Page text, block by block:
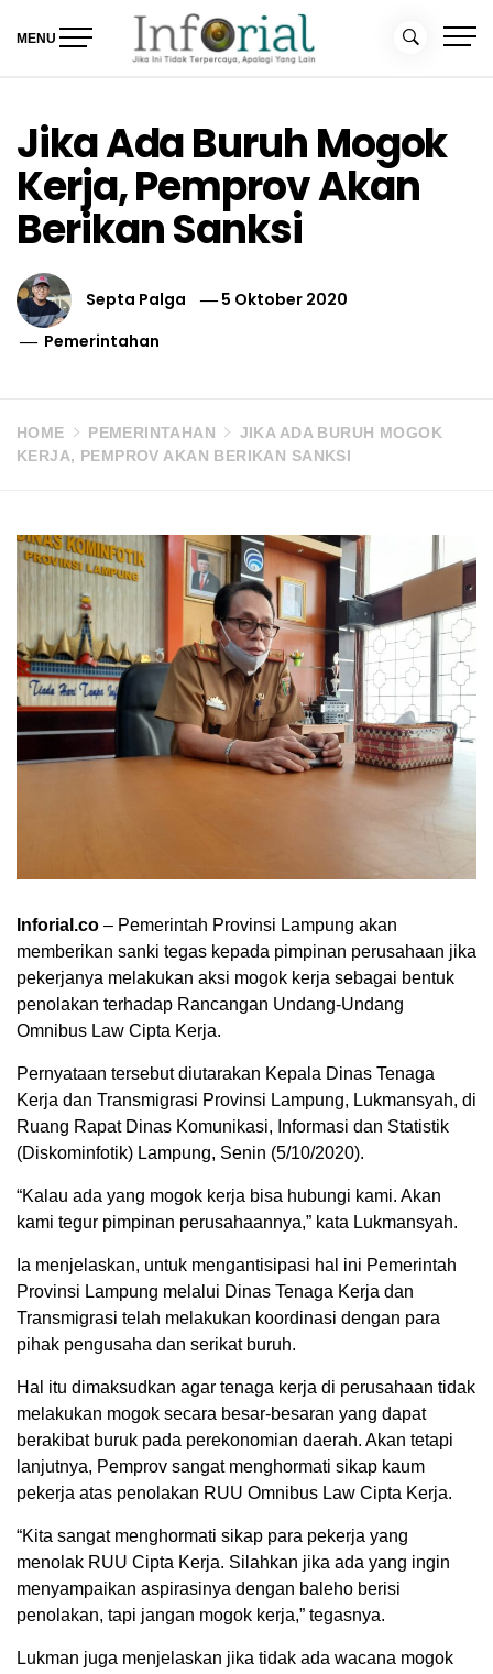
MENU
Jika Ada Buruh Mogok
Kerja, Pemprov Akan
Berikan Sanksi
Septa Palga
5 Oktober 2020
Pemerintahan
HOME PEMERINTAHAN
JIKA ADA BURUH MOGOK
KERJA, PEMPROV AKAN BERIKAN SANKSI
Inforial.co – Pemerintah Provinsi Lampung akan
memberikan sanki tegas kepada pimpinan perusahaan jika
pekerjanya melakukan aksi mogok kerja sebagai bentuk
penolakan terhadap Rancangan Undang-Undang
Omnibus Law Cipta Kerja.
Pernyataan tersebut diutarakan Kepala Dinas Tenaga
Kerja dan Transmigrasi Provinsi Lampung, Lukmansyah, di
Ruang Rapat Dinas Komunikasi, Informasi dan Statistik
(Diskominfotik) Lampung, Senin (5/10/2020).
“Kalau ada yang mogok kerja bisa hubungi kami. Akan
kami tegur pimpinan perusahaannya,” kata Lukmansyah.
Ia menjelaskan, untuk mengantisipasi hal ini Pemerintah
Provinsi Lampung melalui Dinas Tenaga Kerja dan
Transmigrasi telah melakukan koordinasi dengan para
pihak pengusaha dan serikat buruh.
Hal itu dimaksudkan agar tenaga kerja di perusahaan tidak
melakukan mogok secara besar-besaran yang dapat
berakibat buruk pada perekonomian daerah. Akan tetapi
lanjutnya, Pemprov sangat menghormati sikap kaum
pekerja atas penolakan RUU Omnibus Law Cipta Kerja.
“Kita sangat menghormati sikap para pekerja yang
menolak RUU Cipta Kerja. Silahkan jika ada yang ingin
menyampaikan aspirasinya dengan baleho berisi
penolakan, tapi jangan mogok kerja,” tegasnya.
Lukman juga menjelaskan jika tidak ada wacana mogok